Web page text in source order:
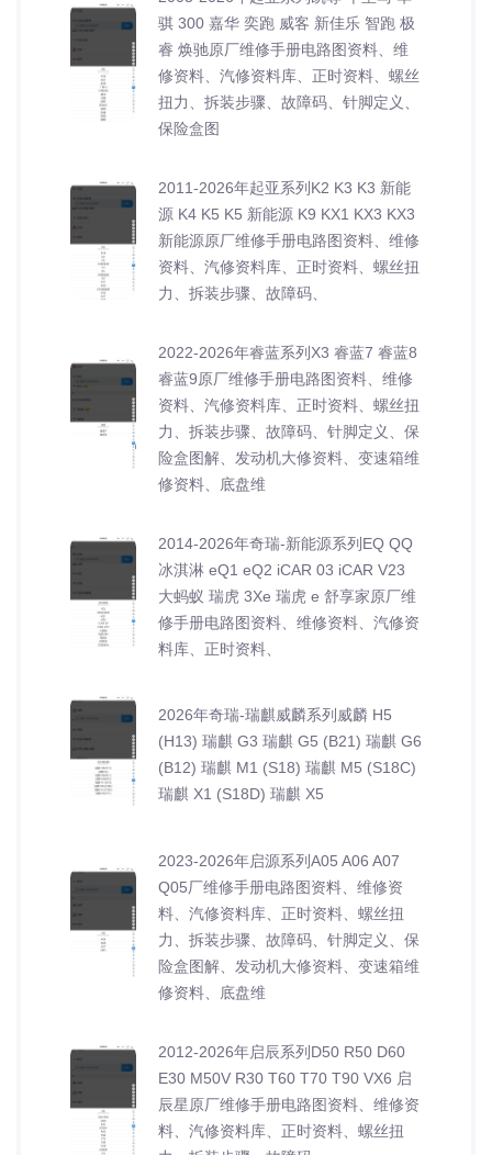
骐 300 嘉华 奕跑 威客 新佳乐 智跑 极
睿 焕驰原厂维修手册电路图资料、维
修资料、汽修资料库、正时资料、螺丝
扭力、拆装步骤、故障码、针脚定义、
保险盒图
2011-2026年起亚系列K2 K3 K3 新能
源 K4 K5 K5 新能源 K9 KX1 KX3 KX3
新能源原厂维修手册电路图资料、维修
资料、汽修资料库、正时资料、螺丝扭
力、拆装步骤、故障码、
2022-2026年睿蓝系列X3 睿蓝7 睿蓝8
睿蓝9原厂维修手册电路图资料、维修
资料、汽修资料库、正时资料、螺丝扭
力、拆装步骤、故障码、针脚定义、保
险盒图解、发动机大修资料、变速箱维
修资料、底盘维
2014-2026年奇瑞-新能源系列EQ QQ
冰淇淋 eQ1 eQ2 iCAR 03 iCAR V23
大蚂蚁 瑞虎 3Xe 瑞虎 e 舒享家原厂维
修手册电路图资料、维修资料、汽修资
料库、正时资料、
2026年奇瑞-瑞麒威麟系列威麟 H5
(H13) 瑞麒 G3 瑞麒 G5 (B21) 瑞麒 G6
(B12) 瑞麒 M1 (S18) 瑞麒 M5 (S18C)
瑞麒 X1 (S18D) 瑞麒 X5
2023-2026年启源系列A05 A06 A07
Q05厂维修手册电路图资料、维修资
料、汽修资料库、正时资料、螺丝扭
力、拆装步骤、故障码、针脚定义、保
险盒图解、发动机大修资料、变速箱维
修资料、底盘维
2012-2026年启辰系列D50 R50 D60
E30 M50V R30 T60 T70 T90 VX6 启
辰星原厂维修手册电路图资料、维修资
料、汽修资料库、正时资料、螺丝扭